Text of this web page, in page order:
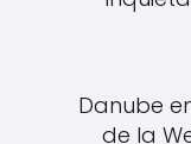
Danube
de la